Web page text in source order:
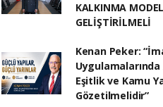
KALKINMA
GELİŞTİRİLMELİ
Kenan Peker:
Eşitlik ve Kamu
Gözetilmelidir”